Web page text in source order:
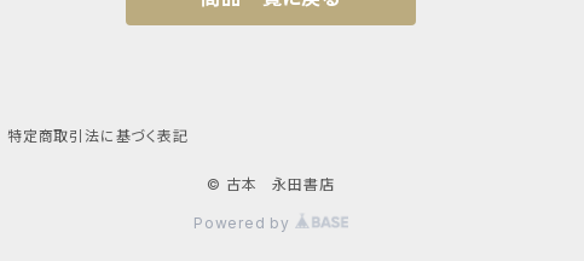
特定商取引法に基づく表記
© 古本 永田書店
Powered by